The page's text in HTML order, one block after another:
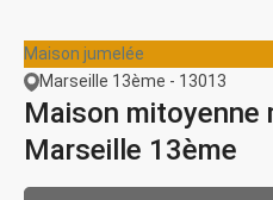
Maison jumelée
Marseille 13ème - 13013
Maison mitoyenne
Marseille 13ème